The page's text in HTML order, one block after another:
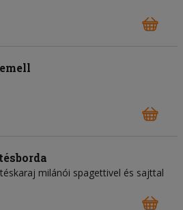
milánói spagettivel és sajttal